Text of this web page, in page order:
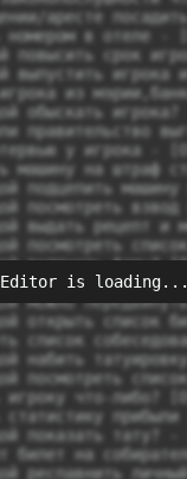
Editor is loading...